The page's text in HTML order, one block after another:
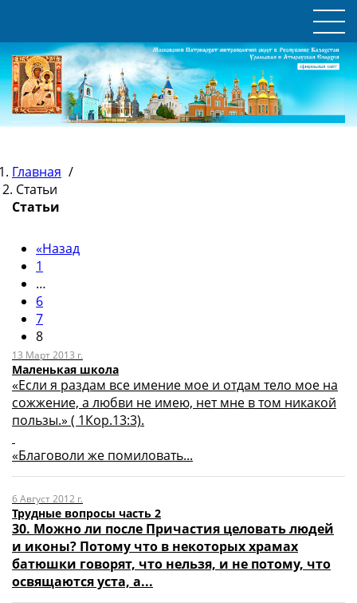
Главная /
Статьи
Статьи
«Назад
1
…
6
7
8
13 Март 2013 г.
Маленькая школа
«Если я раздам все имение мое и отдам тело мое на
сожжение, а любви не имею, нет мне в том никакой
пользы.» ( 1Кор.13:3).
«Благоволи же помиловать...
6 Август 2012 г.
Трудные вопросы часть 2
30. Можно ли после Причастия целовать людей
и иконы? Потому что в некоторых храмах
батюшки говорят, что нельзя, и не потому, что
освящаются уста, а...